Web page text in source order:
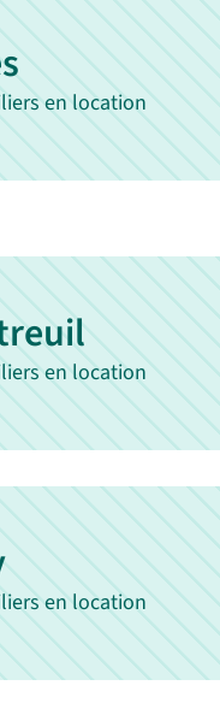
en location
en location
en location